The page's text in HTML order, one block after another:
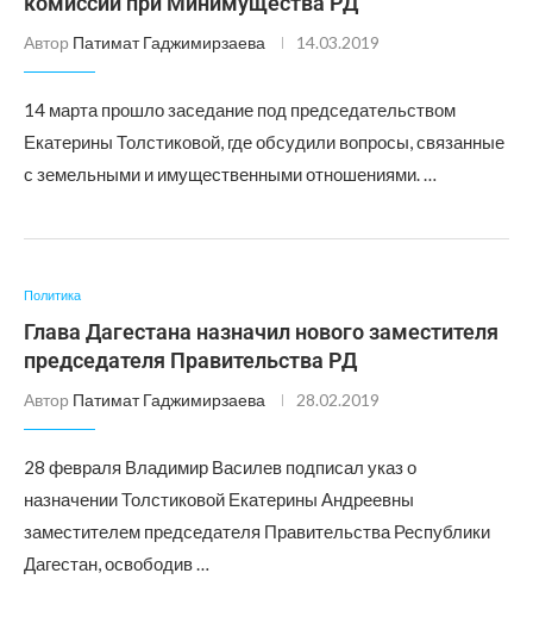
Автор Патимат Гаджимирзаева 14.03.2019
14 марта прошло заседание под председательством
Екатерины Толстиковой, где обсудили вопросы, связанные
с земельными и имущественными отношениями. …
Политика
Глава Дагестана назначил нового заместителя
председателя Правительства РД
Автор Патимат Гаджимирзаева 28.02.2019
28 февраля Владимир Василев подписал указ о
назначении Толстиковой Екатерины Андреевны
заместителем председателя Правительства Республики
Дагестан, освободив …